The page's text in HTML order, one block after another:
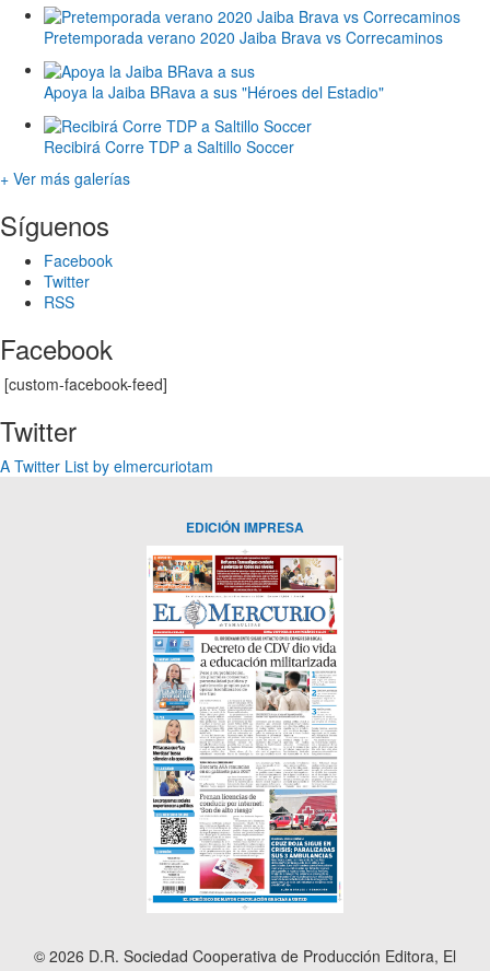
Pretemporada verano 2020 Jaiba Brava vs Correcaminos
Apoya la Jaiba BRava a sus "Héroes del Estadio"
Recibirá Corre TDP a Saltillo Soccer
+ Ver más galerías
Síguenos
Facebook
Twitter
RSS
Facebook
[custom-facebook-feed]
Twitter
A Twitter List by elmercuriotam
EDICIÓN IMPRESA
© 2026 D.R. Sociedad Cooperativa de Producción Editora, El